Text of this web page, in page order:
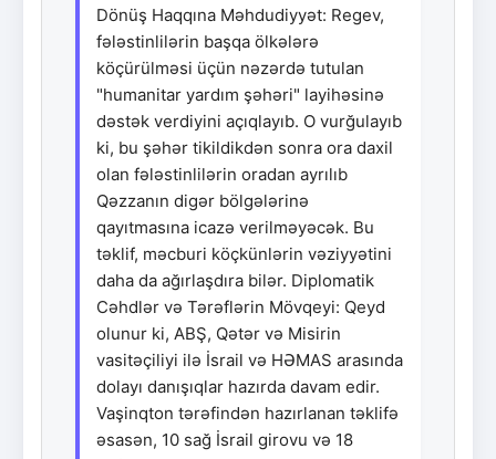
Dönüş Haqqına Məhdudiyyət: Regev,
fələstinlilərin başqa ölkələrə
köçürülməsi üçün nəzərdə tutulan
"humanitar yardım şəhəri" layihəsinə
dəstək verdiyini açıqlayıb. O vurğulayıb
ki, bu şəhər tikildikdən sonra ora daxil
olan fələstinlilərin oradan ayrılıb
Qəzzanın digər bölgələrinə
qayıtmasına icazə verilməyəcək. Bu
təklif, məcburi köçkünlərin vəziyyətini
daha da ağırlaşdıra bilər. Diplomatik
Cəhdlər və Tərəflərin Mövqeyi: Qeyd
olunur ki, ABŞ, Qətər və Misirin
vasitəçiliyi ilə İsrail və HƏMAS arasında
dolayı danışıqlar hazırda davam edir.
Vaşinqton tərəfindən hazırlanan təklifə
əsasən, 10 sağ İsrail girovu və 18